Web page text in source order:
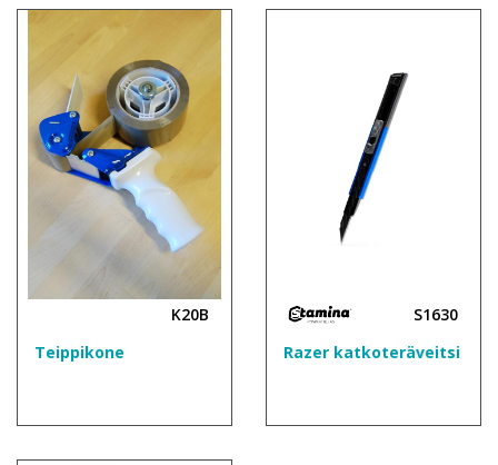
K20B
Teippikone
S1630
Razer katkoteräveitsi